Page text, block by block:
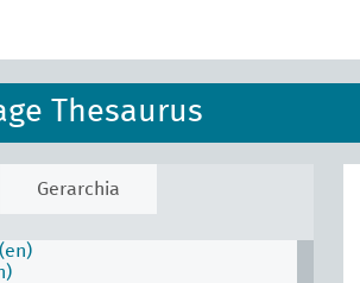
Thesaurus
Gerarchia